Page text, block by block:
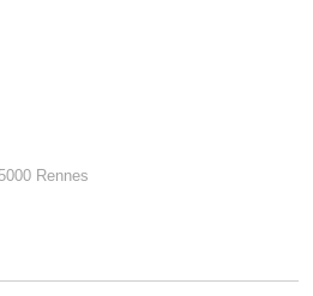
Rennes